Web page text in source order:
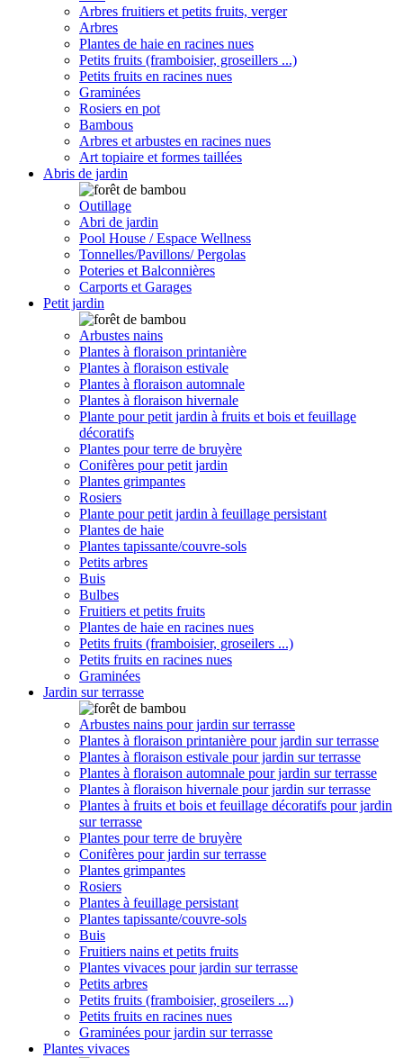
Arbres fruitiers et petits fruits, verger
Arbres
Plantes de haie en racines nues
Petits fruits (framboisier, groseillers ...)
Petits fruits en racines nues
Graminées
Rosiers en pot
Bambous
Arbres et arbustes en racines nues
Art topiaire et formes taillées
Abris de jardin
Outillage
Abri de jardin
Pool House / Espace Wellness
Tonnelles/Pavillons/ Pergolas
Poteries et Balconnières
Carports et Garages
Petit jardin
Arbustes nains
Plantes à floraison printanière
Plantes à floraison estivale
Plantes à floraison automnale
Plantes à floraison hivernale
Plante pour petit jardin à fruits et bois et feuillage
décoratifs
Plantes pour terre de bruyère
Conifères pour petit jardin
Plantes grimpantes
Rosiers
Plante pour petit jardin à feuillage persistant
Plantes de haie
Plantes tapissante/couvre-sols
Petits arbres
Buis
Bulbes
Fruitiers et petits fruits
Plantes de haie en racines nues
Petits fruits (framboisier, groseilers ...)
Petits fruits en racines nues
Graminées
Jardin sur terrasse
Arbustes nains pour jardin sur terrasse
Plantes à floraison printanière pour jardin sur terrasse
Plantes à floraison estivale pour jardin sur terrasse
Plantes à floraison automnale pour jardin sur terrasse
Plantes à floraison hivernale pour jardin sur terrasse
Plantes à fruits et bois et feuillage décoratifs pour jardin
sur terrasse
Plantes pour terre de bruyère
Conifères pour jardin sur terrasse
Plantes grimpantes
Rosiers
Plantes à feuillage persistant
Plantes tapissante/couvre-sols
Buis
Fruitiers nains et petits fruits
Plantes vivaces pour jardin sur terrasse
Petits arbres
Petits fruits (framboisier, groseilers ...)
Petits fruits en racines nues
Graminées pour jardin sur terrasse
Plantes vivaces